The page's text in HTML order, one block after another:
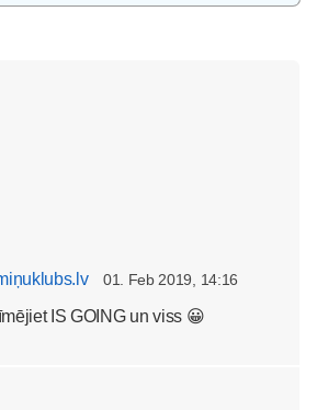
01. Feb 2019, 14:16
IS GOING un viss 😀